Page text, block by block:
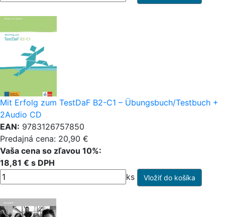
Mit Erfolg zum TestDaF B2-C1 – Übungsbuch/Testbuch +
2Audio CD
EAN: 9783126757850
Predajná cena: 20,90 €
Vaša cena so zľavou 10%:
18,81 € s DPH
ks